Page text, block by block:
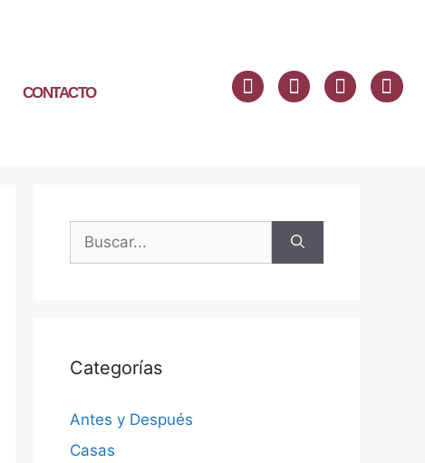
CONTACTO
Categorías
Antes y Después
Casas